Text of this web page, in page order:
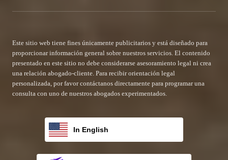
In English
League City Personal Injury Attorneys
Este sitio web tiene fines únicamente publicitarios y está diseñado para
proporcionar información general sobre nuestros servicios. El contenido
presentado en este sitio no debe considerarse asesoramiento legal ni crea
una relación abogado-cliente. Para recibir orientación legal
personalizada, por favor contáctanos directamente para programar una
consulta con uno de nuestros abogados experimentados.